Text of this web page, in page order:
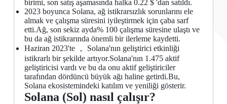
birimi, son satış aşamasında halka 0.22 $ 'dan satıldı.
2023 boyunca Solana, ağ istikrarsızlık sorunlarını ele
almak ve çalışma süresini iyileştirmek için çaba sarf
etti.Ağ, son sekiz ayda% 100 çalışma süresine ulaştı ve
bu da ağ istikrarında önemli bir ilerleme kaydetti.
Haziran 2023'te ， Solana'nın geliştirici etkinliği
istikrarlı bir şekilde artıyor.Solana'nın 1.475 aktif
geliştiricisi vardı ve bu da onu aktif geliştiriciler
tarafından dördüncü büyük ağı haline getirdi.Bu,
Solana ekosistemindeki katılım ve yeniliği gösterir.
Solana (Sol) nasıl çalışır?